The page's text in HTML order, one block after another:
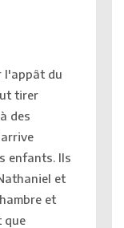
l'appât du
tirer
des
enfants. Ils
et
et
que